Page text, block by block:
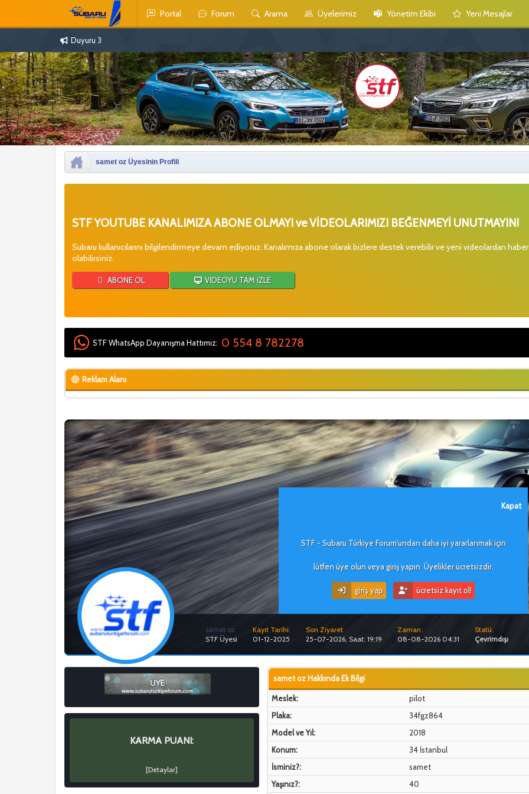
Portal Forum Arama Üyelerimiz Yönetim Ekibi Yeni Mesajlar
Duyuru 3
Kapat
STF - Subaru Türkiye Forum'undan daha iyi yararlanmak için
lütfen üye olun veya giriş yapın. Üyelikler ücretsizdir.
giriş yap ücretsiz kayıt ol!
samet oz Üyesinin Profili
STF YOUTUBE KANALIMIZA ABONE OLMAYI ve VİDEOLARIMIZI BEĞENMEYİ UNUTMAYIN!
Subaru kullanıcılarını bilgilendirmeye devam ediyoruz. Kanalımıza abone olarak bizlere destek verebilir ve yeni videolardan
olabilirsiniz.
ABONE OL VİDEOYU TAM İZLE
STF WhatsApp Dayanışma Hattımız: 0 554 8 782278
Reklam Alanı
samet oz
STF Üyesi
Kayıt Tarihi:
01-12-2025
Son Ziyaret
25-07-2026, Saat: 19:19
Zaman:
08-08-2026 04:31
Statü:
Çevrimdışı
KARMA PUANI:
[Detaylar]
samet oz Hakkında Ek Bilgi
Meslek:
pilot
Plaka:
34fgz864
Model ve Yıl:
2018
Konum:
34 İstanbul
İsminiz?:
samet
Yaşınız?:
40